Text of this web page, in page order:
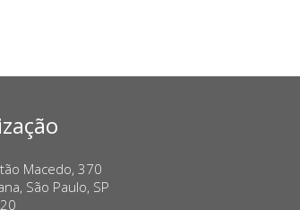
Macedo, 370
São Paulo, SP